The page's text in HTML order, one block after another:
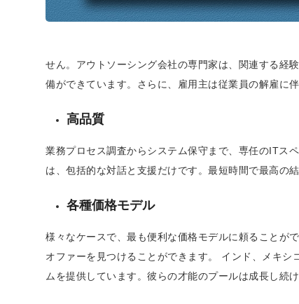
せん。アウトソーシング会社の専門家は、関連する経
備ができています。さらに、雇用主は従業員の解雇に
高品質
業務プロセス調査からシステム保守まで、専任のITス
は、包括的な対話と支援だけです。最短時間で最高の
各種価格モデル
様々なケースで、最も便利な価格モデルに頼ることが
オファーを見つけることができます。 インド、メキ
ムを提供しています。彼らの才能のプールは成長し続け